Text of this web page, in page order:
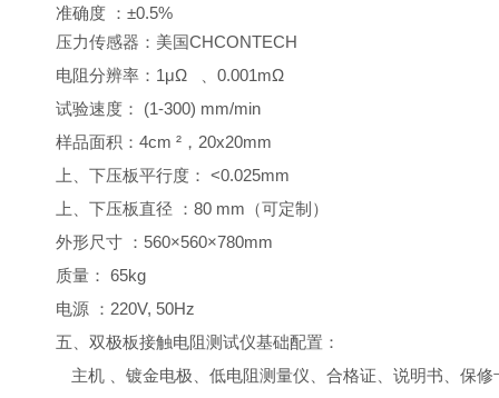
准确度 ： ±0.5%
压力传感器：美国CHCONTECH
电阻分辨率： 1μΩ
0.001mΩ
试验速度：
(1-300) mm/min
样品面积： 4cm ² ， 20x20mm
上
下压板平行度： <0.025mm
上
下压板直径 ： 80 mm （可定制 ）
外形尺寸 ： 560×560×780mm
质量： 65kg
电源 ： 220V, 50Hz
五、 双极板接触电阻测试仪基础配置：
主机
、镀金电极、低电阻测量仪、合格证、说明书、保